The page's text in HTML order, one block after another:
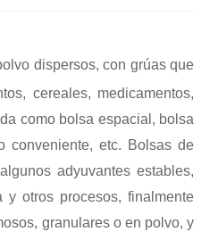
dispersos, con grúas que
cereales, medicamentos,
como bolsa espacial, bolsa
conveniente, etc. Bolsas de
adyuvantes estables,
otros procesos, finalmente
granulares o en polvo, y